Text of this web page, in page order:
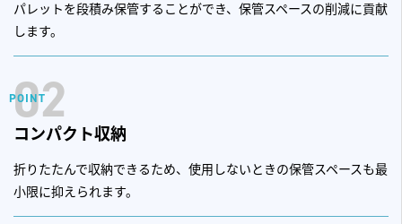
パレットを段積み保管することができ、保管スペースの削減に貢献
します。
02
コンパクト収納
折りたたんで収納できるため、使用しないときの保管スペースも最
小限に抑えられます。